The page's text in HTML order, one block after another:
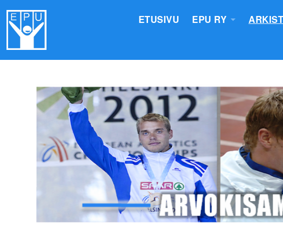
ETUSIVU
EPU RY
VALIOKUNNAT JA
ARVOMERKKIEN
EPU:N SÄÄNNÖT
SUOMI100V - EPN YU
EPU:N
KIRJAUTUMINEN